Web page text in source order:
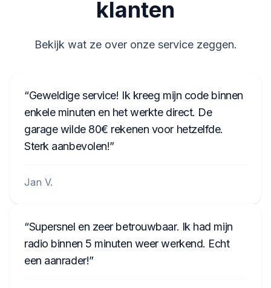
2045BC058153123
6045AR058153476
klanten
Bekijk wat ze over onze service zeggen.
Geweldige service! Ik kreeg mijn code binnen
enkele minuten en het werkte direct. De
garage wilde 80€ rekenen voor hetzelfde.
Sterk aanbevolen!
Jan V.
Supersnel en zeer betrouwbaar. Ik had mijn
radio binnen 5 minuten weer werkend. Echt
een aanrader!